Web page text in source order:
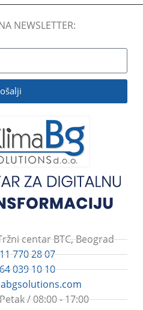
NEWSLETTER:
centar BTC, Beograd
770 28 07
039 10 10
/ 08:00 - 17:00